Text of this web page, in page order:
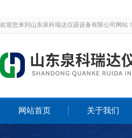
欢迎您来到山东泉科瑞达仪器设备有限公司网站！
网站首页 关于我们